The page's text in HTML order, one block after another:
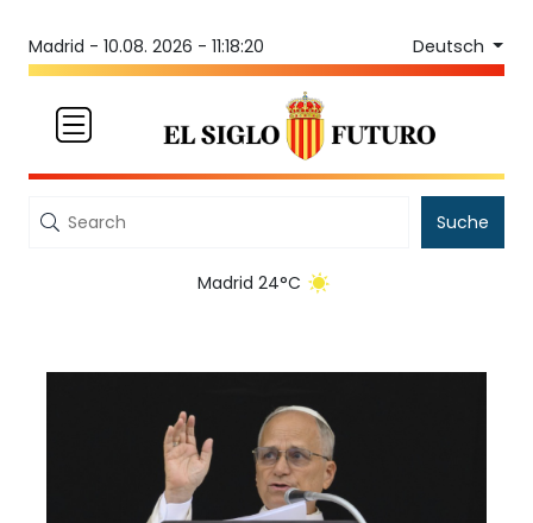
Madrid - 10.08. 2026 - 11:18:20 Deutsch
Suche
Madrid 24°C